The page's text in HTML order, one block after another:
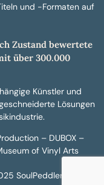
und -Formaten auf
Zustand bewertete
über 300.000
Künstler und
Lösungen
– DUBOX –
of Vinyl Arts
SoulPeddler GmbH®